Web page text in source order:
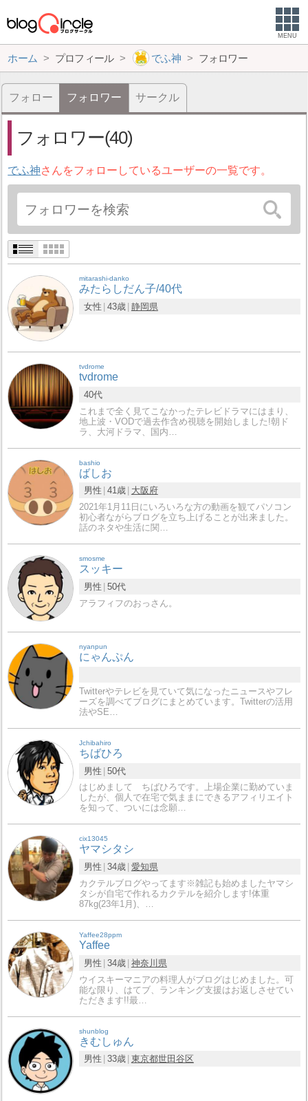
MENU
ホーム プロフィール でふ神 フォロワー
フォロー フォロワー サークル
フォロワー(40)
でふ神さんをフォローしているユーザーの一覧です。
mitarashi-danko
みたらしだん子/40代
女性 43歳 静岡県
tvdrome
tvdrome
40代
これまで全く見てこなかったテレビドラマにはまり、
地上波・VODで過去作含め視聴を開始しました!朝ド
ラ、大河ドラマ、国内…
bashio
ばしお
男性 41歳
大阪府
2021年1月11日にいろいろな方の動画を観てパソコン
初心者ながらブログを立ち上げることが出来ました。
話のネタや生活に関…
smosme
スッキー
男性 50代
アラフィフのおっさん。
nyanpun
にゃんぷん
Twitterやテレビを見ていて気になったニュースやフレ
ーズを調べてブログにまとめています。Twitterの活用
法やSE…
Jchibahiro
ちばひろ
男性 50代
はじめまして ちばひろです。上場企業に勤めていま
したが、個人で在宅で気ままにできるアフィリエイト
を知って、ついには念願…
cix13045
ヤマシタシ
男性 34歳 愛知県
カクテルブログやってます※雑記も始めましたヤマシ
タシが自宅で作れるカクテルを紹介します!体重
87kg(23年1月)、…
Yaffee28ppm
Yaffee
男性 34歳 神奈川県
ウイスキーマニアの料理人がブログはじめました。可
能な限り、はてブ、ランキング支援はお返しさせてい
ただきます!!最…
shunblog
きむしゅん
男性 33歳 東京都世田谷区